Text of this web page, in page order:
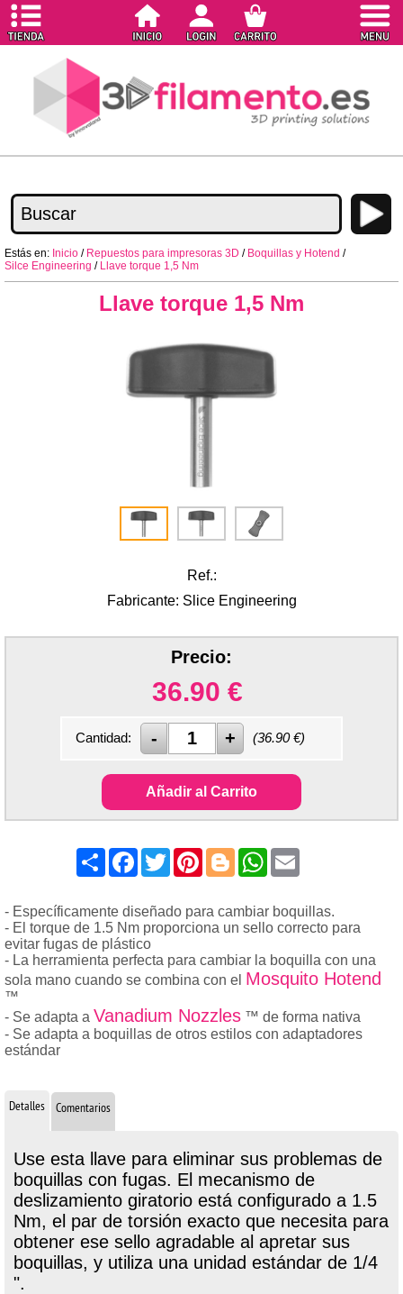
Estás en: Inicio / Repuestos para impresoras 3D / Boquillas y Hotend /
Silce Engineering / Llave torque 1,5 Nm
Llave torque 1,5 Nm
Ref.:
Fabricante: Slice Engineering
Precio:
36.90 €
Cantidad: (36.90€)
Añadir al Carrito
ShareFacebook
TwitterPinterest
BloggerWhatsApp
- Específicamente diseñado para cambiar boquillas.
- El torque de 1.5 Nm proporciona un sello correcto para
evitar fugas de plástico
- La herramienta perfecta para cambiar la boquilla con una
sola mano cuando se combina con el Mosquito Hotend
™
- Se adapta a Vanadium Nozzles ™ de forma nativa
- Se adapta a boquillas de otros estilos con adaptadores
estándar
Detalles Comentarios
Use esta llave para eliminar sus problemas de
boquillas con fugas. El mecanismo de
deslizamiento giratorio está configurado a 1.5
Nm, el par de torsión exacto que necesita para
obtener ese sello agradable al apretar sus
boquillas, y utiliza una unidad estándar de 1/4
".